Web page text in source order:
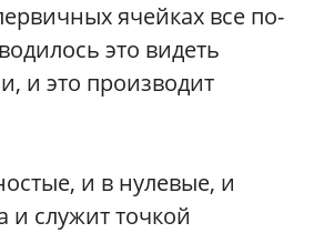
ячейках все по-
это видеть
и это производит
и в нулевые, и
и служит точкой